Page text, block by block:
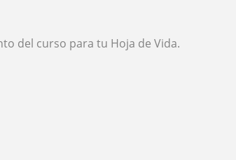
del curso para tu Hoja de Vida.